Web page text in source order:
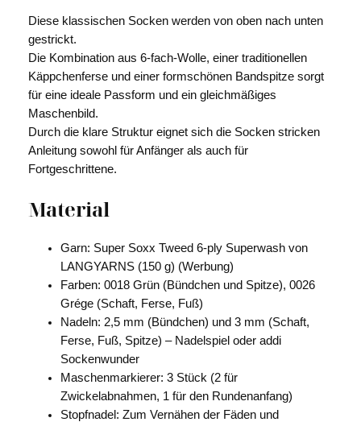
Diese klassischen Socken werden von oben nach unten
gestrickt.
Die Kombination aus 6-fach-Wolle, einer traditionellen
Käppchenferse und einer formschönen Bandspitze sorgt
für eine ideale Passform und ein gleichmäßiges
Maschenbild.
Durch die klare Struktur eignet sich die Socken stricken
Anleitung sowohl für Anfänger als auch für
Fortgeschrittene.
Material
Garn: Super Soxx Tweed 6-ply Superwash von
LANGYARNS (150 g) (Werbung)
Farben: 0018 Grün (Bündchen und Spitze), 0026
Grége (Schaft, Ferse, Fuß)
Nadeln: 2,5 mm (Bündchen) und 3 mm (Schaft,
Ferse, Fuß, Spitze) – Nadelspiel oder addi
Sockenwunder
Maschenmarkierer: 3 Stück (2 für
Zwickelabnahmen, 1 für den Rundenanfang)
Stopfnadel: Zum Vernähen der Fäden und